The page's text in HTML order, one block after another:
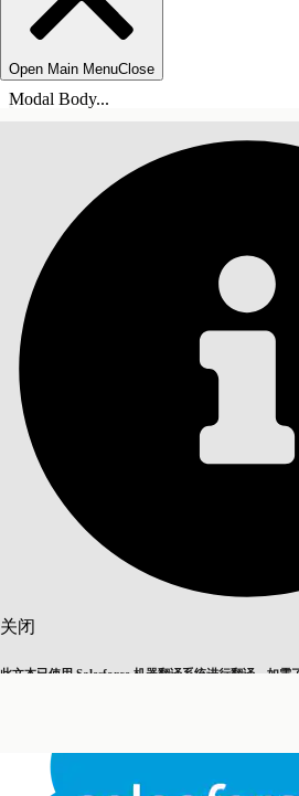
Open Main MenuClose
Modal Body...
关闭
此文本已使用 Salesforce 机器翻译系统进行翻译。如需
目录